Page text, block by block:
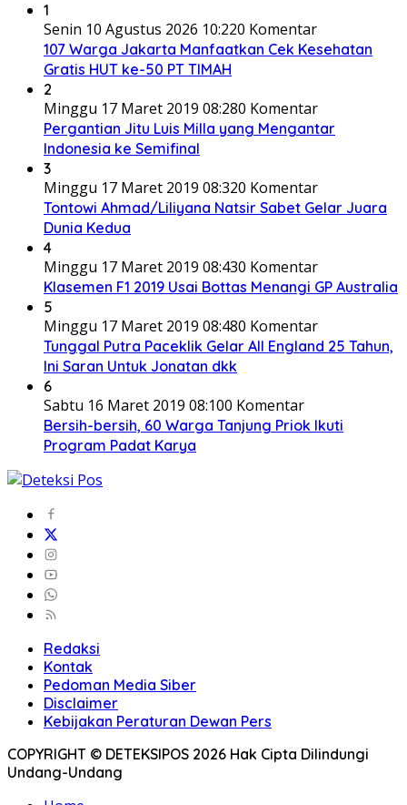
1
Senin 10 Agustus 2026 10:220 Komentar
107 Warga Jakarta Manfaatkan Cek Kesehatan
Gratis HUT ke-50 PT TIMAH
2
Minggu 17 Maret 2019 08:280 Komentar
Pergantian Jitu Luis Milla yang Mengantar
Indonesia ke Semifinal
3
Minggu 17 Maret 2019 08:320 Komentar
Tontowi Ahmad/Liliyana Natsir Sabet Gelar Juara
Dunia Kedua
4
Minggu 17 Maret 2019 08:430 Komentar
Klasemen F1 2019 Usai Bottas Menangi GP Australia
5
Minggu 17 Maret 2019 08:480 Komentar
Tunggal Putra Paceklik Gelar All England 25 Tahun,
Ini Saran Untuk Jonatan dkk
6
Sabtu 16 Maret 2019 08:100 Komentar
Bersih-bersih, 60 Warga Tanjung Priok Ikuti
Program Padat Karya
Redaksi
Kontak
Pedoman Media Siber
Disclaimer
Kebijakan Peraturan Dewan Pers
COPYRIGHT © DETEKSIPOS 2026 Hak Cipta Dilindungi
Undang-Undang